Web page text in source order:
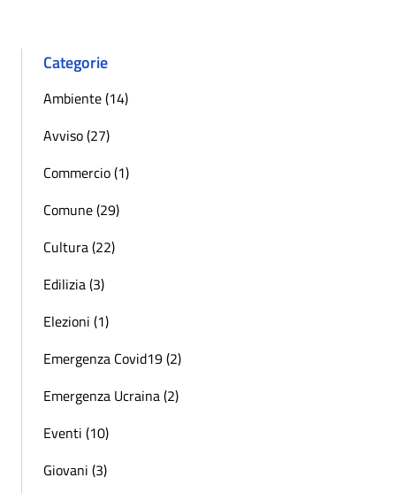
Categorie
Ambiente (14)
Avviso (27)
Commercio (1)
Comune (29)
Cultura (22)
Edilizia (3)
Elezioni (1)
Emergenza Covid19 (2)
Emergenza Ucraina (2)
Eventi (10)
Giovani (3)